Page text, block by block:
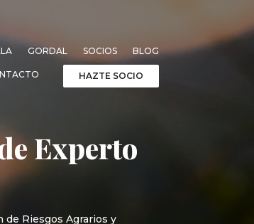
GORDAL SOCIOS BLOG
HAZTE SOCIO
Experto
de Riesgos Agrarios y